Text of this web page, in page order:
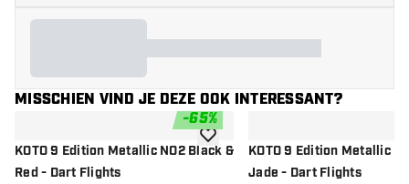
MISSCHIEN VIND JE DEZE OOK INTERESSANT?
-65%
KOTO 9 Edition Metallic NO2 Black &
Red - Dart Flights
toevoegen aan verlanglijst
KOTO 9 Edition Metallic
Jade - Dart Flights